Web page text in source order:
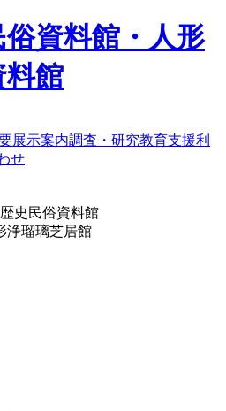
資料館・人形
料館
展示案内調査・研究教育支援利
せ
史民俗資料館
浄瑠璃芝居館